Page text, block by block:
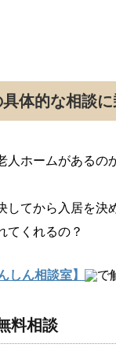
体的な相談
人ホームがあるの
してから入居を決
てくれるの？
しん相談室】 で
料相談